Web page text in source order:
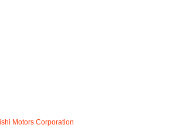
Motors Corporation